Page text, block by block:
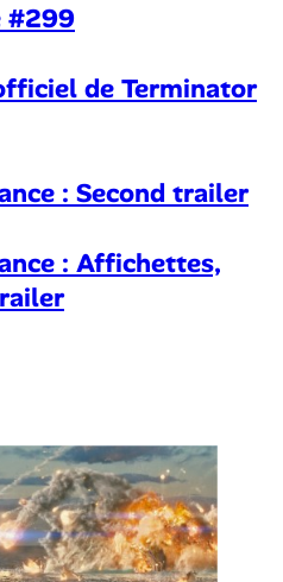
#299
de Terminator
: Second trailer
: Affichettes,